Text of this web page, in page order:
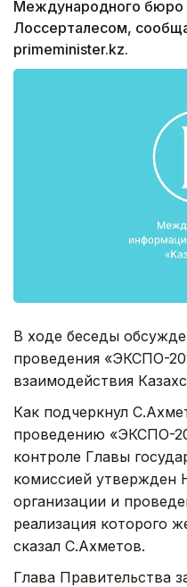
Международного бюро
Лоссерталесом,
primeminister.kz.
В ходе беседы
проведения «ЭКСПО-
взаимодействия
Как подчеркнул
проведению «ЭКСПО-
контроле Главы
комиссией утвержден
организации и
реализация которого
сказал С.Ахметов.
Глава Правительства